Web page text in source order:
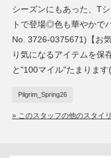
シーズンにもあった、T
トで登場◎色も華やかで
No. 3726-0375671)【お
り気になるアイテムを保
と"100マイル"たまりま
Pilgrim_Spring26
» このスタッフの他のスタイ